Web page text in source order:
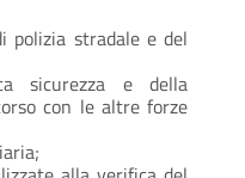
polizia stradale e del
sicurezza e della
con le altre forze